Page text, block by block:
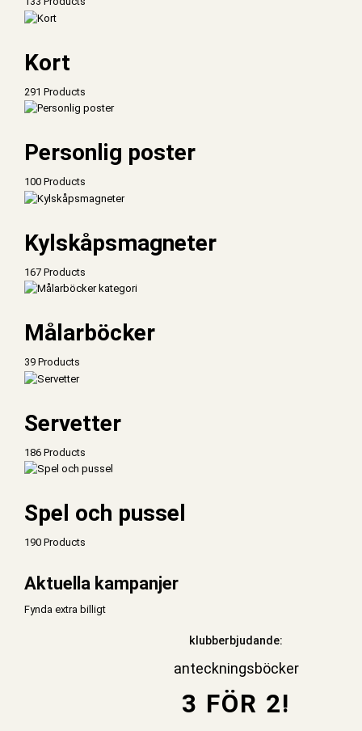
Kort
291 Products
Personlig poster
100 Products
Kylskåpsmagneter
167 Products
Målarböcker
39 Products
Servetter
186 Products
Spel och pussel
190 Products
Aktuella kampanjer
Fynda extra billigt
klubberbjudande:
anteckningsböcker
3 FÖR 2!